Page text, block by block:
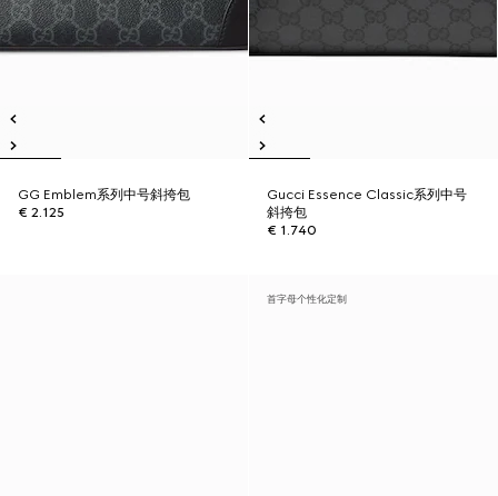
GG Emblem系列中号斜挎包
€ 2.125
Gucci Essence Classic系列中号
斜挎包
€ 1.740
首字母个性化定制